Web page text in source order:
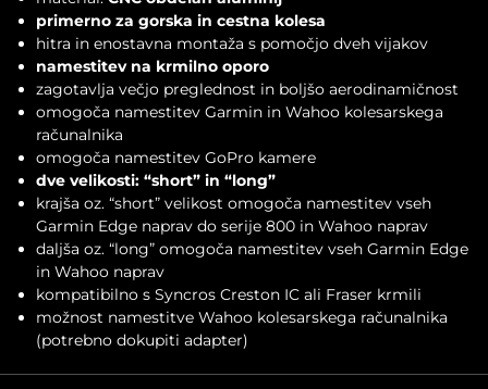
primerno za gorska in cestna kolesa
hitra in enostavna montaža s pomočjo dveh vijakov
namestitev na krmilno oporo
zagotavlja večjo preglednost in boljšo aerodinamičnost
omogoča namestitev Garmin in Wahoo kolesarskega
računalnika
omogoča namestitev GoPro kamere
dve velikosti: “short” in “long”
krajša oz. “short” velikost omogoča namestitev vseh
Garmin Edge naprav do serije 800 in Wahoo naprav
daljša oz. “long” omogoča namestitev vseh Garmin Edge
in Wahoo naprav
kompatibilno s Syncros Creston IC ali Fraser krmili
možnost namestitve Wahoo kolesarskega računalnika
(potrebno dokupiti adapter)